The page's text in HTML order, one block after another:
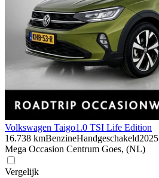
Volkswagen Taigo1.0 TSI Life Edition
16.738 kmBenzineHandgeschakeld2025
Mega Occasion Centrum Goes, (NL)
Vergelijk